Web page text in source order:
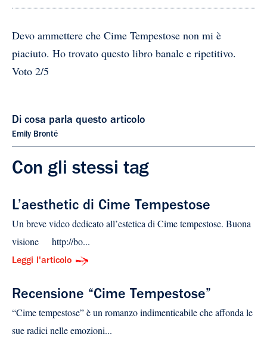
Devo ammettere che Cime Tempestose non mi è
piaciuto. Ho trovato questo libro banale e ripetitivo.
Voto 2/5
Di cosa parla questo articolo
Emily Brontë
Con gli stessi tag
L’aesthetic di Cime Tempestose
Un breve video dedicato all’estetica di Cime tempestose. Buona
visione http://bo...
Leggi l'articolo
Recensione “Cime Tempestose”
“Cime tempestose” è un romanzo indimenticabile che affonda le
sue radici nelle emozioni...